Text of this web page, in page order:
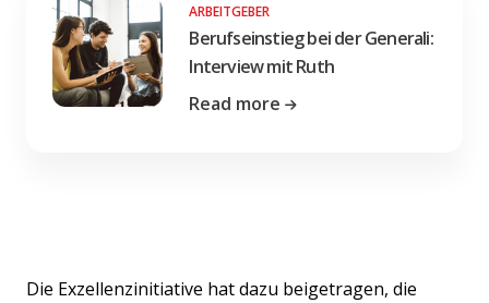
ARBEITGEBER
Berufseinstieg bei der Generali:
Interview mit Ruth
Read more
Die Exzellenzinitiative hat dazu beigetragen, die